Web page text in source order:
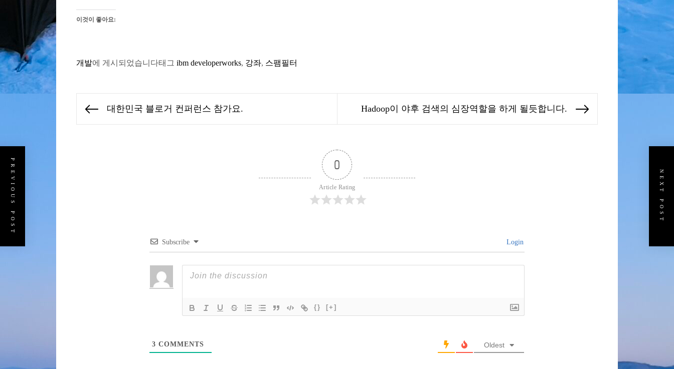
이것이 좋아요:
개발에 게시되었습니다태그 ibm developerworks, 강좌, 스팸필터
Previous
대한민국 블로거 컨퍼런스 참가요. Hadoop이 야후 검색의 심장역할을 하게 될듯합니다.
0
Article Rating
Subscribe Login
{} [+]
3 COMMENTS Oldest
PREVIOUS POST NEXT POST